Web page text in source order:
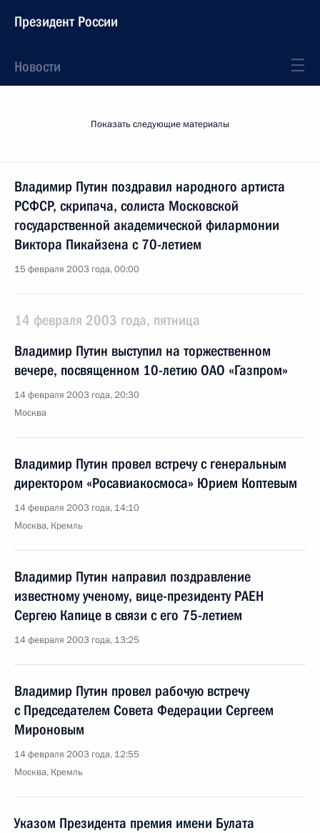
Президент России
Новости
Показать следующие материалы
Владимир Путин поздравил народного артиста
РСФСР, скрипача, солиста Московской
государственной академической филармонии
Виктора Пикайзена с 70-летием
15 февраля 2003 года, 00:00
14 февраля 2003 года, пятница
Владимир Путин выступил на торжественном
вечере, посвященном 10-летию ОАО «Газпром»
14 февраля 2003 года, 20:30
Москва
Владимир Путин провел встречу с генеральным
директором «Росавиакосмоса» Юрием Коптевым
14 февраля 2003 года, 14:10
Москва, Кремль
Владимир Путин направил поздравление
известному ученому, вице-президенту РАЕН
Сергею Капице в связи с его 75-летием
14 февраля 2003 года, 13:25
Владимир Путин провел рабочую встречу
с Председателем Совета Федерации Сергеем
Мироновым
14 февраля 2003 года, 12:55
Москва, Кремль
Указом Президента премия имени Булата